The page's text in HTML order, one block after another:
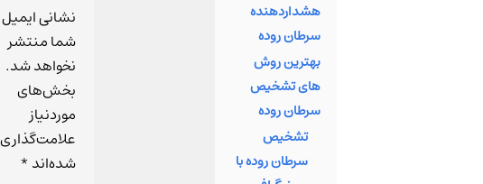
هشداردهنده
سرطان روده
بهترین روش‌
های تشخیص
سرطان روده
تشخیص
سرطان روده با
از
برجسته
پزشکی،
بخش
از جوانان
است.
با تکیه بر
نشانی ایمیل
شما منتشر
نخواهد شد.
بخش‌های
موردنیاز
علامت‌گذاری
شده‌اند*